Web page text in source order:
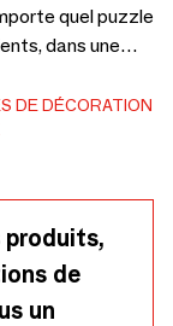
quel puzzle
dans une
dans un autre
illustration est
de puzzles
disponibles
HOME OF
DE DÉCORATION
de
un